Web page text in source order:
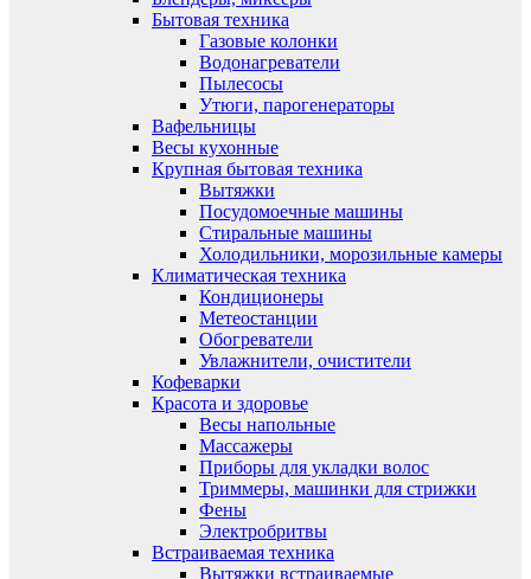
Бытовая техника
Газовые колонки
Водонагреватели
Пылесосы
Утюги, парогенераторы
Вафельницы
Весы кухонные
Крупная бытовая техника
Вытяжки
Посудомоечные машины
Стиральные машины
Холодильники, морозильные камеры
Климатическая техника
Кондиционеры
Метеостанции
Обогреватели
Увлажнители, очистители
Кофеварки
Красота и здоровье
Весы напольные
Массажеры
Приборы для укладки волос
Триммеры, машинки для стрижки
Фены
Электробритвы
Встраиваемая техника
Вытяжки встраиваемые